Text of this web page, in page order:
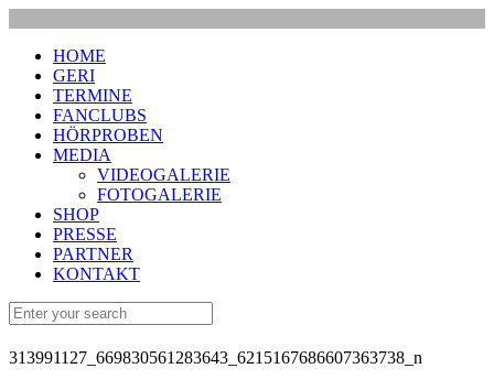
HOME
GERI
TERMINE
FANCLUBS
HÖRPROBEN
MEDIA
VIDEOGALERIE
FOTOGALERIE
SHOP
PRESSE
PARTNER
KONTAKT
313991127_669830561283643_6215167686607363738_n